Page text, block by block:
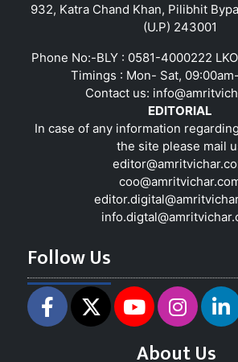
932, Katra Chand Khan, Pilibhit
(U.P) 243001
Phone No:-BLY : 0581-4000222
Timings : Mon- Sat,
Contact us:
EDITORIAL
In case of any information
the site please mail
Follow Us
About Us